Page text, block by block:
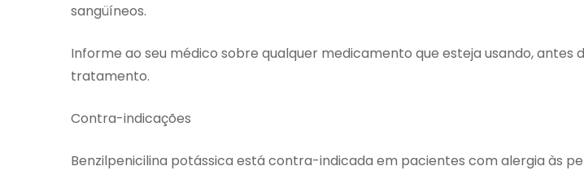
sangüíneos.
Informe ao seu médico sobre qualquer medicamento que esteja usando, antes
tratamento.
Contra-indicações
Benzilpenicilina potássica está contra-indicada em pacientes com alergia às